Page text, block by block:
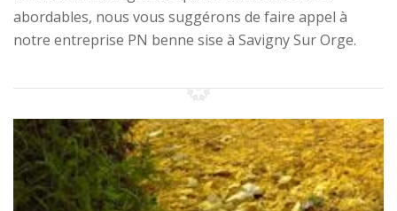
abordables, nous vous suggérons de faire appel à
notre entreprise PN benne sise à Savigny Sur Orge.